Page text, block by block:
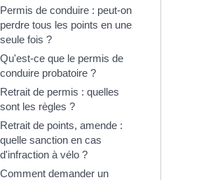
Permis de conduire : peut-on
perdre tous les points en une
seule fois ?
Qu'est-ce que le permis de
conduire probatoire ?
Retrait de permis : quelles
sont les règles ?
Retrait de points, amende :
quelle sanction en cas
d'infraction à vélo ?
Comment demander un